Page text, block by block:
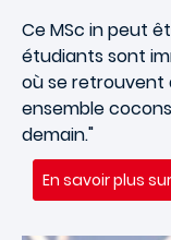
Ce MSc in peut
étudiants sont
où se retrouvent
ensemble
demain."
En savoir plus